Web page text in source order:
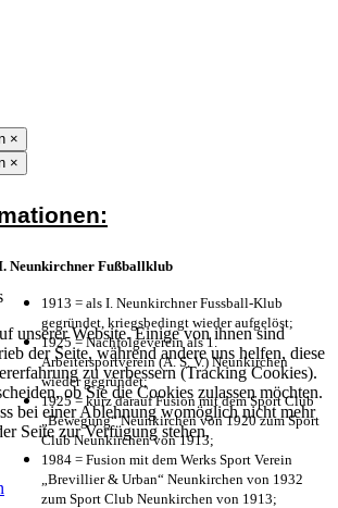
unserer Website. Einige von ihnen sind
der Seite, während andere uns helfen, diese
zu verbessern (Tracking Cookies).
ob Sie die Cookies zulassen möchten.
bei einer Ablehnung womöglich nicht mehr
Seite zur Verfügung stehen.
×
×
Neunkirchner Fußballklub
1913 = als I. Neunkirchner Fussball-Klub
gegründet, kriegsbedingt wieder aufgelöst;
1925 = Nachfolgeverein als 1.
Arbeitersportverein (A. S. V.) Neunkirchen
wieder gegründet;
1925 = kurz darauf Fusion mit dem Sport Club
„Bewegung“ Neunkirchen von 1920 zum Sport
Club Neunkirchen von 1913;
1984 = Fusion mit dem Werks Sport Verein
„Brevillier & Urban“ Neunkirchen von 1932
zum Sport Club Neunkirchen von 1913;